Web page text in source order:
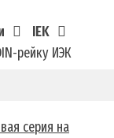
IEK
рейку ИЭК